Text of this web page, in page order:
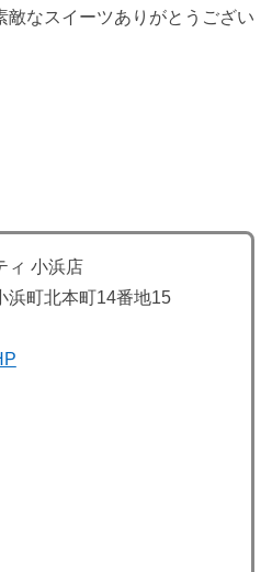
敵なスイーツありがとうござい
ィ 小浜店
浜町北本町14番地15